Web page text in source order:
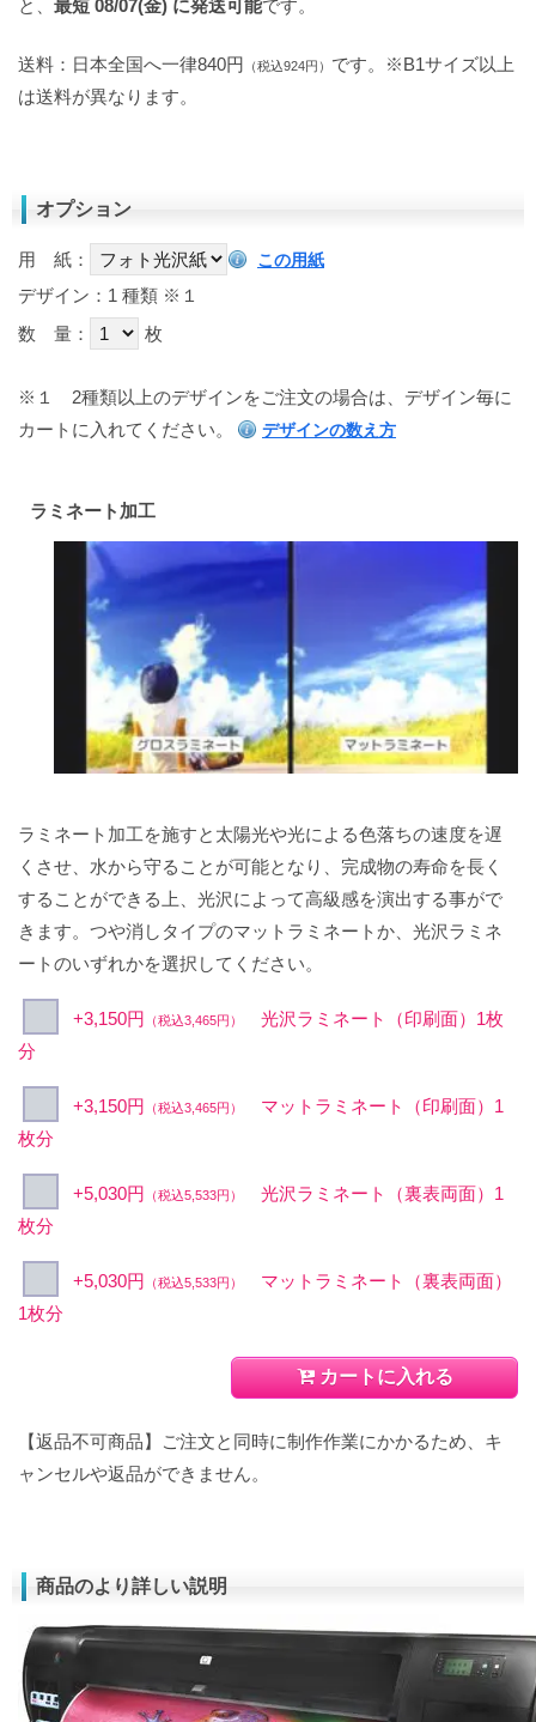
と、 最短 08/07(金) に発送可能です。
送料：日本全国へ一律840円 （税込924円） です。※B1サイズ以上
は送料が異なります。
オプション
用 紙： この用紙
デザイン：1 種類 ※１
数 量：
枚
※１
2種類以上のデザインをご注文の場合は、デザイン毎に
カートに入れてください。
デザインの数え方
ラミネート加工
ラミネート加工を施すと太陽光や光による色落ちの速度を遅
くさせ、水から守ることが可能となり、完成物の寿命を長く
することができる上、光沢によって高級感を演出する事がで
きます。つや消しタイプのマットラミネートか、光沢ラミネ
ートのいずれかを選択してください。
+3,150円 （税込3,465円）
光沢ラミネート（印刷面）1枚
分
+3,150円 （税込3,465円）
マットラミネート（印刷面）1
枚分
+5,030円 （税込5,533円）
光沢ラミネート（裏表両面）1
枚分
+5,030円 （税込5,533円）
マットラミネート（裏表両面）
1枚分
カートに入れる
【返品不可商品】ご注文と同時に制作作業にかかるため、キ
ャンセルや返品ができません。
商品のより詳しい説明